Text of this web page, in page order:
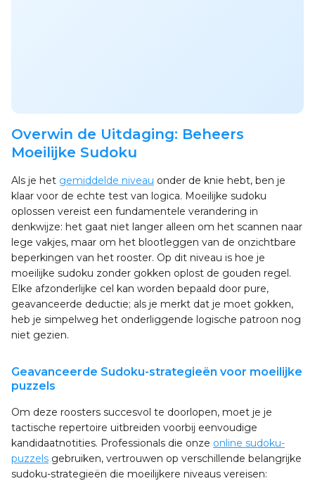
Overwin de Uitdaging: Beheers
Moeilijke Sudoku
Als je het gemiddelde niveau onder de knie hebt, ben je
klaar voor de echte test van logica. Moeilijke sudoku
oplossen vereist een fundamentele verandering in
denkwijze: het gaat niet langer alleen om het scannen naar
lege vakjes, maar om het blootleggen van de onzichtbare
beperkingen van het rooster. Op dit niveau is hoe je
moeilijke sudoku zonder gokken oplost de gouden regel.
Elke afzonderlijke cel kan worden bepaald door pure,
geavanceerde deductie; als je merkt dat je moet gokken,
heb je simpelweg het onderliggende logische patroon nog
niet gezien.
Geavanceerde Sudoku-strategieën voor moeilijke
puzzels
Om deze roosters succesvol te doorlopen, moet je je
tactische repertoire uitbreiden voorbij eenvoudige
kandidaatnotities. Professionals die onze online sudoku-
puzzels gebruiken, vertrouwen op verschillende belangrijke
sudoku-strategieën die moeilijkere niveaus vereisen: